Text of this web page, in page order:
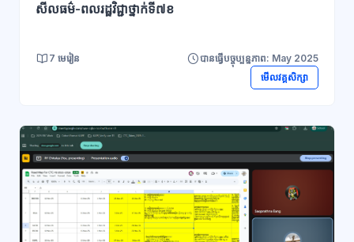
សីលធម៌-ពលរដ្ឋវិជ្ជាថ្នាក់ទី៧ខ
7 មេរៀន
បានធ្វើបច្ចុប្បន្នភាព: May 2025
មើលវគ្គសិក្សា